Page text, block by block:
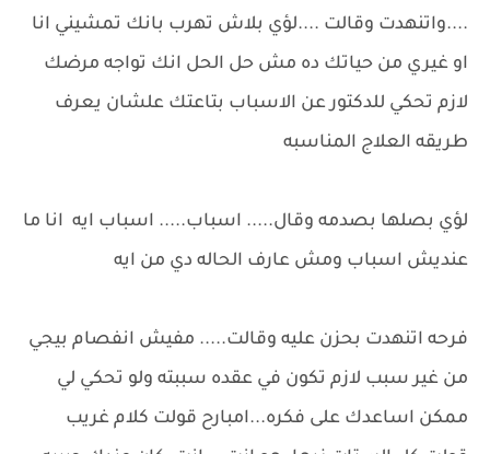
....واتنهدت وقالت ....لؤي بلاش تهرب بانك تمشيني انا
او غيري من حياتك ده مش حل الحل انك تواجه مرضك
لازم تحكي للدكتور عن الاسباب بتاعتك علشان يعرف
طريقه العلاج المناسبه
لؤي بصلها بصدمه وقال..... اسباب..... اسباب ايه انا ما
عنديش اسباب ومش عارف الحاله دي من ايه
فرحه اتنهدت بحزن عليه وقالت..... مفيش انفصام بيجي
من غير سبب لازم تكون في عقده سببته ولو تحكي لي
ممكن اساعدك على فكره...امبارح قولت كلام غريب